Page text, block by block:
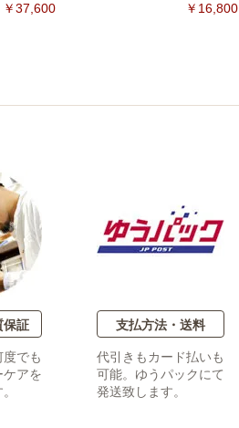
￥37,600
￥16,800
保証
でも
ケアを
支払方法・送料
代引きもカード払いも
可能。ゆうパックにて
発送致します。